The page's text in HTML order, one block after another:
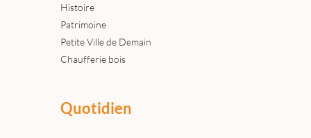
Histoire
Patrimoine
Petite Ville de Demain
Chaufferie bois
Quotidien